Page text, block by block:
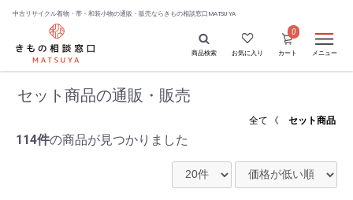
中古リサイクル着物・帯・和装小物の通販・販売なら きもの相談窓口MATSUYA
商品検索 お気に入り
0
カート メニュー
セット商品の通販・販売
全て 《 セット商品
114件の商品が見つかりました